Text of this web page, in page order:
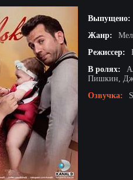
Выпущено:
Жанр:
Режиссер:
В ролях:
Пишкин,
Озвучка: